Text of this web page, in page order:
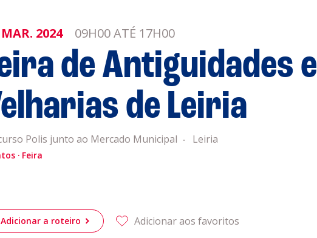
Informações
Política de Privacidade
Política de Cookies
Acompanhe a Leiria Agenda
MAR. 2024 09H00 ATÉ 17H00
de Antiguidades e
de Leiria
Polis junto ao Mercado Municipal Leiria
Feira
Adicionar a roteiro Adicionar aos favoritos